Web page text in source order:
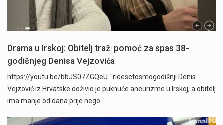
Drama u Irskoj: Obitelj traži pomoć za spas 38-
godišnjeg Denisa Vejzovića
https://youtu.be/bbJS07ZGQeU Tridesetosmogodišnji Denis
Vejzović iz Hrvatske doživio je puknuće aneurizme u Irskoj, a obitelj
ima manje od dana prije nego…